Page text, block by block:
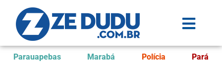
Parauapebas Marabá Polícia Pará